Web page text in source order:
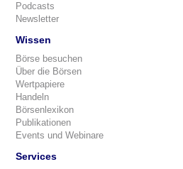
Podcasts
Newsletter
Wissen
Börse besuchen
Über die Börsen
Wertpapiere
Handeln
Börsenlexikon
Publikationen
Events und Webinare
Services